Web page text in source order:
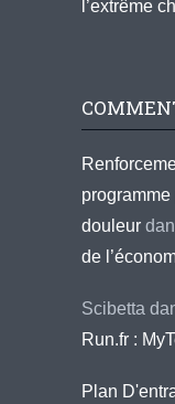
l’extrême
douleur
de
Scibetta
Run.fr :
Plan